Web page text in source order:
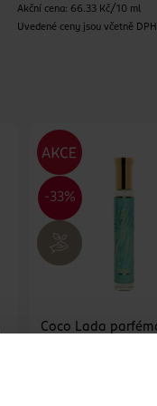
Akční cena: 66.33 Kč/10 ml
Uvedené ceny jsou včetně DPH
Coco Lada